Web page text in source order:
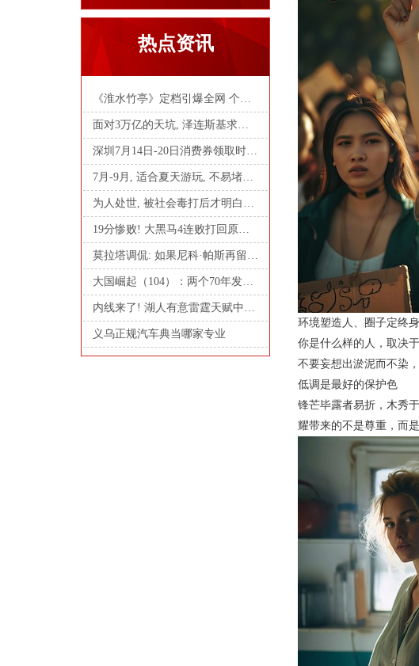
热点资讯
《淮水竹亭》定档引爆全网 个个都是顶流 猕猴桃
面对3万亿的天坑, 泽连斯基求助中国后, 中方给出
深圳7月14日-20日消费券领取时间表
7月-9月, 适合夏天游玩, 不易堵车的8条自驾线路
为人处世, 被社会毒打后才明白的10个保命法则
19分惨败! 大黑马4连败打回原形: 三巨头成笑话
莫拉塔调侃: 如果尼科·帕斯再留队一年, 我愿意
大国崛起（104）：两个70年发展规划，带出一个强
内线来了! 湖人有意雷霆天赋中锋摩西布朗, 运动
义乌正规汽车典当哪家专业
环境塑造人、圈子定终身
你是什么样的人，取决
不要妄想出淤泥而不染
低调是最好的保护色
锋芒毕露者易折，木秀
耀带来的不是尊重，而